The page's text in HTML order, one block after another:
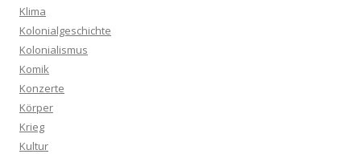
Klima
Kolonialgeschichte
Kolonialismus
Komik
Konzerte
Körper
Krieg
Kultur